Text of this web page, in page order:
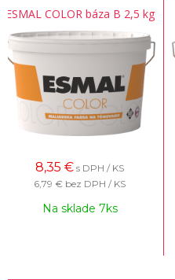
ESMAL COLOR báza B 2,5 kg
8,35 € s DPH / KS
6,79 € bez DPH / KS
Na sklade 7ks